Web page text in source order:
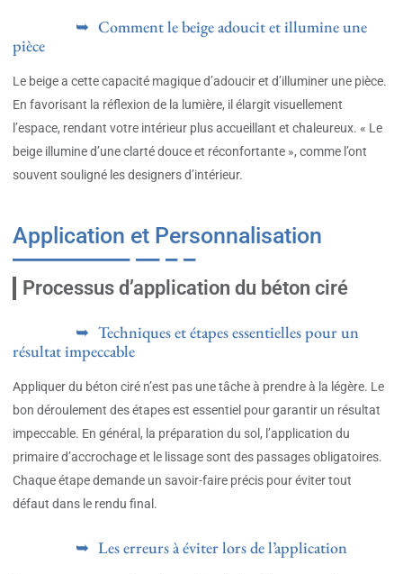
Comment le beige adoucit et illumine une
pièce
Le beige a cette capacité magique d’adoucir et d’illuminer une pièce.
En favorisant la réflexion de la lumière, il élargit visuellement
l’espace, rendant votre intérieur plus accueillant et chaleureux. « Le
beige illumine d’une clarté douce et réconfortante », comme l’ont
souvent souligné les designers d’intérieur.
Application et Personnalisation
Processus d’application du béton ciré
Techniques et étapes essentielles pour un
résultat impeccable
Appliquer du béton ciré n’est pas une tâche à prendre à la légère. Le
bon déroulement des étapes est essentiel pour garantir un résultat
impeccable. En général, la préparation du sol, l’application du
primaire d’accrochage et le lissage sont des passages obligatoires.
Chaque étape demande un savoir-faire précis pour éviter tout
défaut dans le rendu final.
Les erreurs à éviter lors de l’application